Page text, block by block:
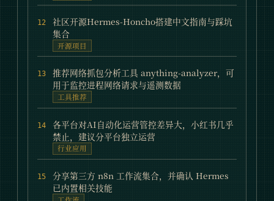
12
社区开源Hermes-Honcho搭建中文指南与踩坑
集合
开源项目
13
推荐网络抓包分析工具 anything-analyzer，可
用于监控进程网络请求与遥测数据
工具推荐
14
各平台对AI自动化运营管控差异大，小红书几乎
禁止，建议分平台独立运营
行业应用
15
分享第三方 n8n 工作流集合，并确认 Hermes
已内置相关技能